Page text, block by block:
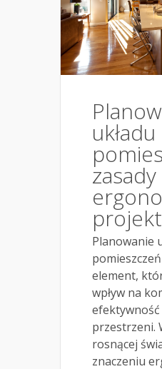
układu
zasady
Planowanie
element,
wpływ na
przestrzeni.
rosnącej
znaczeniu